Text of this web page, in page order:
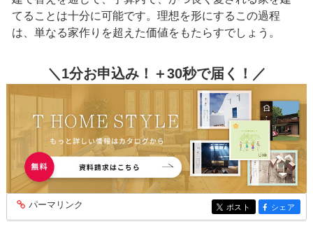
てることは十分に可能です。理想を形にするこの過程
は、単なる家作りを超えた価値をもたらすでしょう。
＼1分お申込み！＋30秒で届く！／
entry351
パーマリンク entry351
ポスト entry351
シェア